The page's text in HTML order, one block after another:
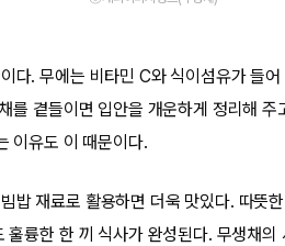
다. 무에는 비타민 C와 식이섬유가 들
를 곁들이면 입안을 개운하게 정리해
이유도 이 때문이다.
밥 재료로 활용하면 더욱 맛있다. 따뜻
륭한 한 끼 식사가 완성된다. 무생채